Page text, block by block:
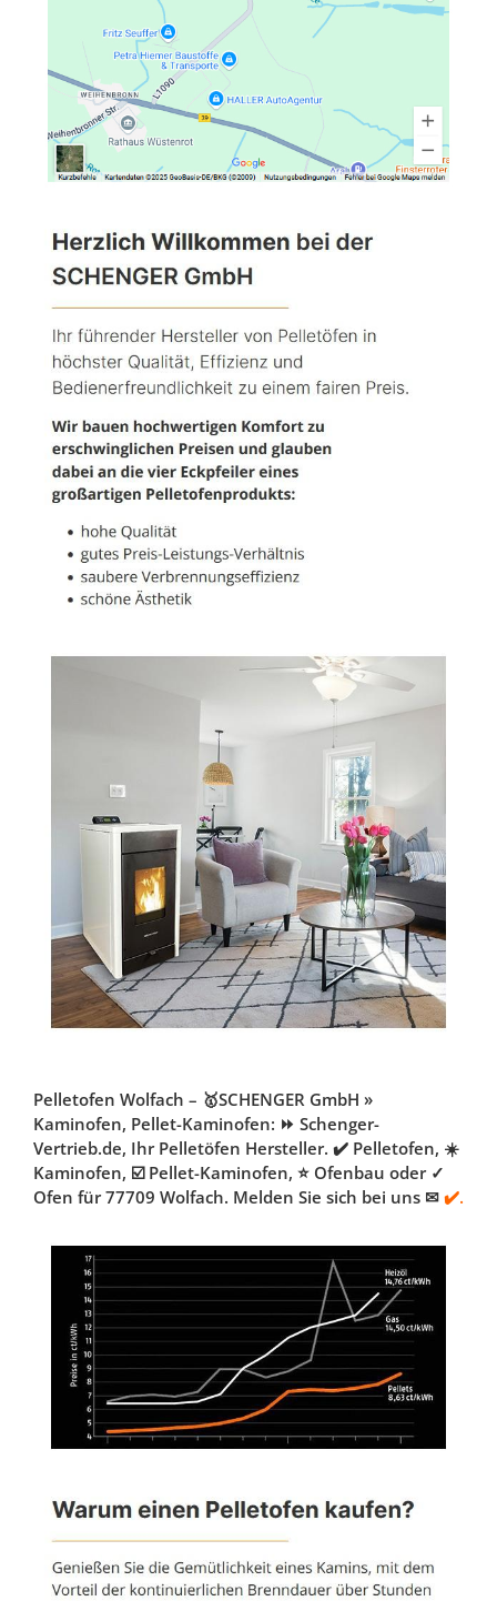
Pelletofen Wolfach – 🥇SCHENGER GmbH »
Kaminofen, Pellet-Kaminofen: ⏩ Schenger-
Vertrieb.de, Ihr Pelletöfen Hersteller. ✔️ Pelletofen, ☀️
Kaminofen, ☑️ Pellet-Kaminofen, ⭐ Ofenbau oder ✓
Ofen für 77709 Wolfach. Melden Sie sich bei uns ✉ ✔️.